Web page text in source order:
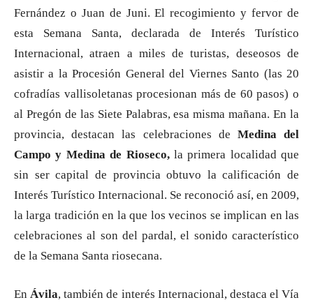
Fernández o Juan de Juni. El recogimiento y fervor de
esta Semana Santa, declarada de Interés Turístico
Internacional, atraen a miles de turistas, deseosos de
asistir a la Procesión General del Viernes Santo (las 20
cofradías vallisoletanas procesionan más de 60 pasos) o
al Pregón de las Siete Palabras, esa misma mañana. En la
provincia, destacan las celebraciones de Medina del
Campo y Medina de Rioseco,la primera localidad que
sin ser capital de provincia obtuvo la calificación de
Interés Turístico Internacional. Se reconoció así, en 2009,
la larga tradición en la que los vecinos se implican en las
celebraciones al son del pardal, el sonido característico
de la Semana Santa riosecana.
EnÁvila, también de interés Internacional, destaca el Vía